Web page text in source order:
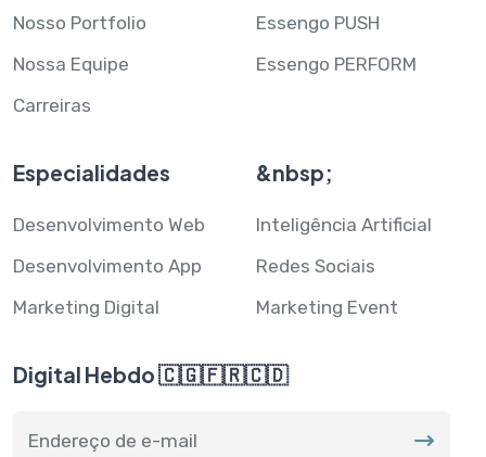
Nosso Portfolio
Nossa Equipe
Carreiras
Essengo PUSH
Essengo PERFORM
Especialidades
Desenvolvimento Web
Desenvolvimento App
Marketing Digital
&nbsp;
Inteligência Artificial
Redes Sociais
Marketing Event
Digital Hebdo 🇨🇬🇫🇷🇨🇩